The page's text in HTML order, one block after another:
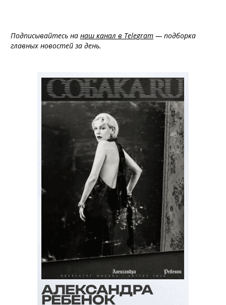
Подписывайтесь на наш канал в Telegram — подборка
главных новостей за день.